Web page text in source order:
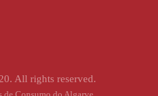
All rights reserved.